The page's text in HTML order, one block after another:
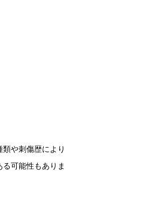
や刺傷歴により
可能性もありま